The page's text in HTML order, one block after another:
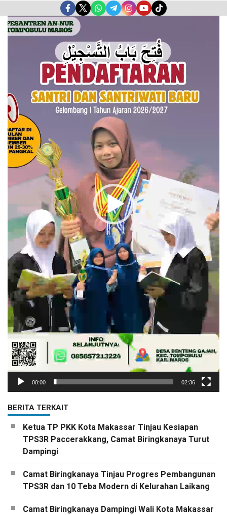
Pemutar
Video
00:00 02:36
BERITA TERKAIT
Ketua TP PKK Kota Makassar Tinjau Kesiapan
TPS3R Paccerakkang, Camat Biringkanaya Turut
Dampingi
Camat Biringkanaya Tinjau Progres Pembangunan
TPS3R dan 10 Teba Modern di Kelurahan Laikang
Camat Biringkanaya Dampingi Wali Kota Makassar